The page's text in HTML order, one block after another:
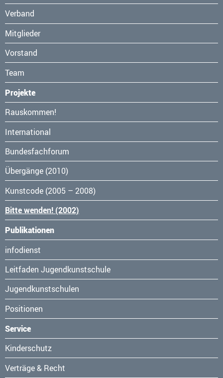
Verband
Mitglieder
Vorstand
Team
Projekte
Navigation
überspringen
Rauskommen!
International
Bundesfachforum
Übergänge (2010)
Kunstcode (2005 – 2008)
Bitte wenden! (2002)
Publikationen
Navigation
überspringen
infodienst
Leitfaden Jugendkunstschule
Jugendkunstschulen
Positionen
Service
Navigation
überspringen
Kinderschutz
Verträge & Recht